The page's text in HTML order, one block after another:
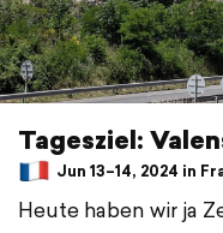
Tagesziel:
Jun 13–14, 2024 in
Heute haben wir ja